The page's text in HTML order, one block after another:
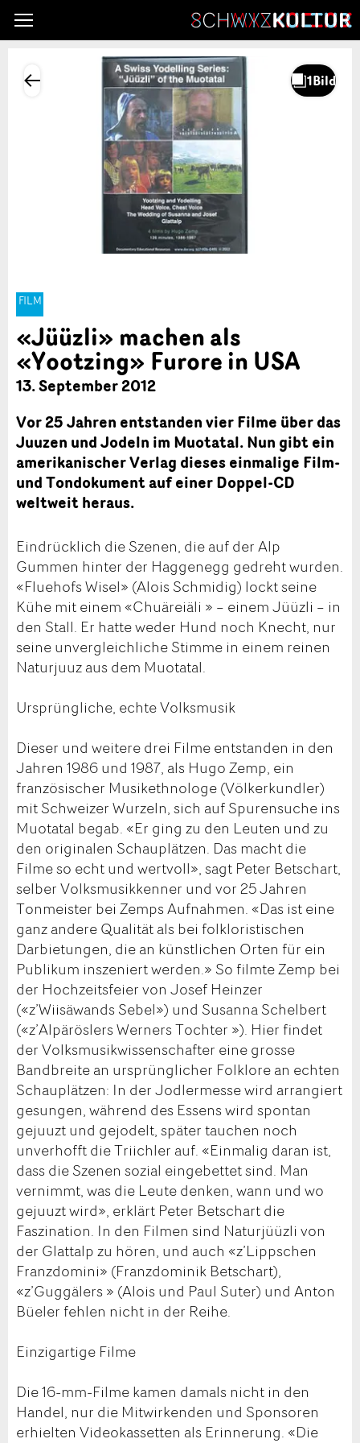
FILM
«Jüüzli» machen als
«Yootzing» Furore in USA
13. September 2012
Vor 25 Jahren entstanden vier Filme über das
Juuzen und Jodeln im Muotatal. Nun gibt ein
amerikanischer Verlag dieses einmalige Film-
und Tondokument auf einer Doppel-CD
weltweit heraus.
Eindrücklich die Szenen, die auf der Alp
Gummen hinter der Haggenegg gedreht wurden.
«Fluehofs Wisel» (Alois Schmidig) lockt seine
Kühe mit einem «Chuäreiäli » – einem Jüüzli – in
den Stall. Er hatte weder Hund noch Knecht, nur
seine unvergleichliche Stimme in einem reinen
Naturjuuz aus dem Muotatal.
Ursprüngliche, echte Volksmusik
Dieser und weitere drei Filme entstanden in den
Jahren 1986 und 1987, als Hugo Zemp, ein
französischer Musikethnologe (Völkerkundler)
mit Schweizer Wurzeln, sich auf Spurensuche ins
Muotatal begab. «Er ging zu den Leuten und zu
den originalen Schauplätzen. Das macht die
Filme so echt und wertvoll», sagt Peter Betschart,
selber Volksmusikkenner und vor 25 Jahren
Tonmeister bei Zemps Aufnahmen. «Das ist eine
ganz andere Qualität als bei folkloristischen
Darbietungen, die an künstlichen Orten für ein
Publikum inszeniert werden.» So filmte Zemp bei
der Hochzeitsfeier von Josef Heinzer
(«z’Wiisäwands Sebel») und Susanna Schelbert
(«z’Alpäröslers Werners Tochter »). Hier findet
der Volksmusikwissenschafter eine grosse
Bandbreite an ursprünglicher Folklore an echten
Schauplätzen: In der Jodlermesse wird arrangiert
gesungen, während des Essens wird spontan
gejuuzt und gejodelt, später tauchen noch
unverhofft die Triichler auf. «Einmalig daran ist,
dass die Szenen sozial eingebettet sind. Man
vernimmt, was die Leute denken, wann und wo
gejuuzt wird», erklärt Peter Betschart die
Faszination. In den Filmen sind Naturjüüzli von
der Glattalp zu hören, und auch «z’Lippschen
Franzdomini» (Franzdominik Betschart),
«z’Guggälers » (Alois und Paul Suter) und Anton
Büeler fehlen nicht in der Reihe.
Einzigartige Filme
Die 16-mm-Filme kamen damals nicht in den
Handel, nur die Mitwirkenden und Sponsoren
erhielten Videokassetten als Erinnerung. «Die